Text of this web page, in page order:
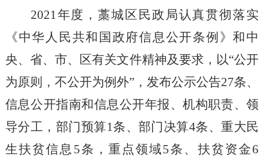
2021年度，藁城区 民政局认真贯彻落实
《中华人民共和国政府信息公开条例》和中
央、省、市、区有关文件精神及要求，以“公开
为原则，不公开为例外”，发布公示公告27条、
信息公开指南和信息公开年报、机构职责、领
导分工 ，部门预算1条、部门决算4条、重大民
生扶贫信息 5条 ，重点领域5条、扶贫资金6